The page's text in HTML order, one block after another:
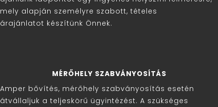
mely alapján személyre szabott, tételes
árajánlatot készítünk Önnek.
MÉRŐHELY SZABVÁNYOSÍTÁS
Amper bővítés, mérőhely szabványosítás esetén
átvállaljuk a teljeskörű ügyintézést. A szükséges